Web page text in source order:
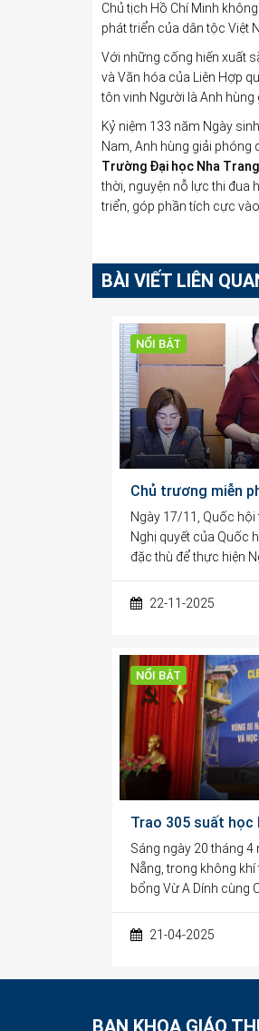
Chủ tịch Hồ Chí Minh
phát triển của dân tộc Việt
Với những cống hiến xuất
và Văn hóa của Liên Hợp
tôn vinh Người là Anh hùng
Kỷ niệm 133 năm Ngày
Nam, Anh hùng giải phóng
Trường Đại học Nha Trang
thời, nguyện nỗ lực thi đua
triển, góp phần tích cực
BÀI VIẾT LIÊN
NỔI BẬT
Ngày 17/11, Quốc hội
Nghị quyết của Quốc
đặc thù để thực hiện
22-11-2025
NỔI BẬT
Sáng ngày 20 tháng
Nẵng, trong không
bổng Vừ A Dính cùng
21-04-2025